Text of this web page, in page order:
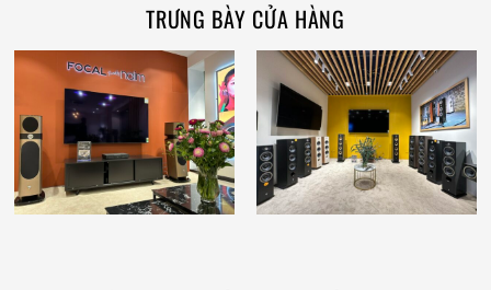
TRƯNG BÀY CỬA HÀNG